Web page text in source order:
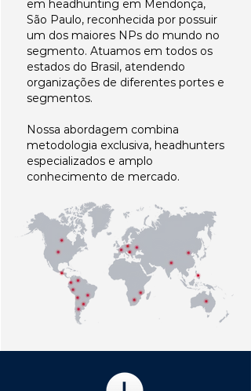
em headhunting em Mendonça,
São Paulo, reconhecida por possuir
um dos maiores NPs do mundo no
segmento. Atuamos em todos os
estados do Brasil, atendendo
organizações de diferentes portes e
segmentos.
Nossa abordagem combina
metodologia exclusiva, headhunters
especializados e amplo
conhecimento de mercado.